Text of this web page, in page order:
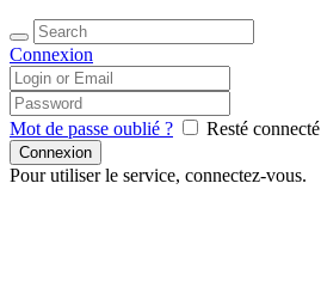
Connexion
Mot de passe oublié ? Resté connecté
Pour utiliser le service, connectez-vous.